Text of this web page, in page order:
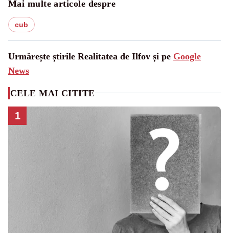
Mai multe articole despre
cub
Urmărește știrile Realitatea de Ilfov și pe Google
News
CELE MAI CITITE
1